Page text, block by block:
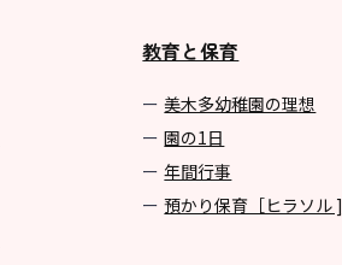
教育と保育
美⽊多幼稚園の理想
園の1⽇
年間⾏事
預かり保育［ヒラソル ]